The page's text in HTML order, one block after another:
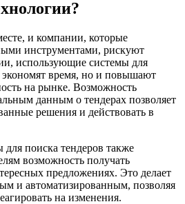
и компании, которые
инструментами, рискуют
использующие системы для
экономят время, но и повышают
на рынке. Возможность
данным о тендерах позволяет
решения и действовать в
поиска тендеров также
возможность получать
предложениях. Это делает
и автоматизированным, позволяя
на изменения.